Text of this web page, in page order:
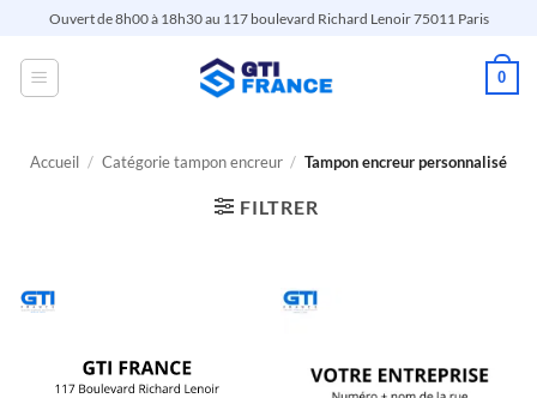
Passer
contenu
Ouvert de 8h00 à 18h30 au 117 boulevard Richard Lenoir 75011 Paris
0
Accueil / Catégorie tampon encreur / Tampon encreur personnalisé
FILTRER